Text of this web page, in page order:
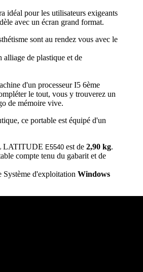
idéal pour les utilisateurs exigeants
avec un écran grand format.
sont au rendez vous avec le
alliage de plastique et de
d'un processeur I5 6ème
le tout, vous y trouverez un
de mémoire vive.
ce portable est équipé d'un
LATITUDE E5540 est de 2,90 kg.
compte tenu du gabarit et de
Système d'exploitation Windows